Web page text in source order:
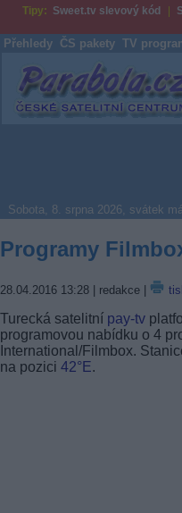
Tipy: Sweet.tv slevový kód
Přehledy ČS pakety TV
Parabola.cz
Sobota, 8. srpna 2026, svátek
Programy
28.04.2016 13:28 | redakce |
Turecká satelitní pay-tv
programovou nabídku o 4
International/Filmbox.
na pozici 42°E.